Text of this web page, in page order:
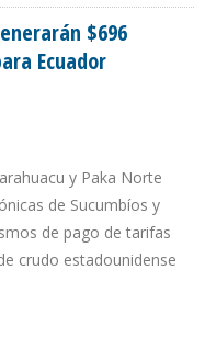
$696
Ecuador
y Paka Norte
de Sucumbíos y
de pago de tarifas
crudo estadounidense